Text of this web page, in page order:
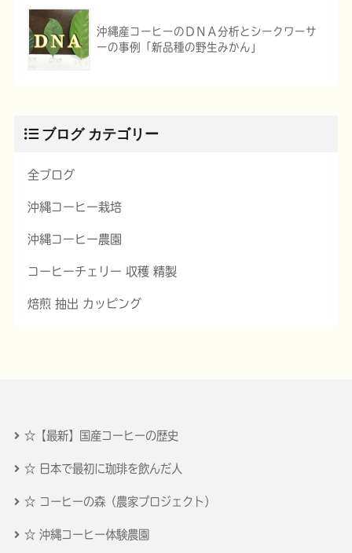
沖縄産コーヒーのＤＮＡ分析とシークワーサ
ーの事例「新品種の野生みかん」
ブログ カテゴリー
全ブログ
沖縄コーヒー栽培
沖縄コーヒー農園
コーヒーチェリー 収穫 精製
焙煎 抽出 カッピング
☆【最新】国産コーヒーの歴史
☆ 日本で最初に珈琲を飲んだ人
☆ コーヒーの森（農家プロジェクト）
☆ 沖縄コーヒー体験農園